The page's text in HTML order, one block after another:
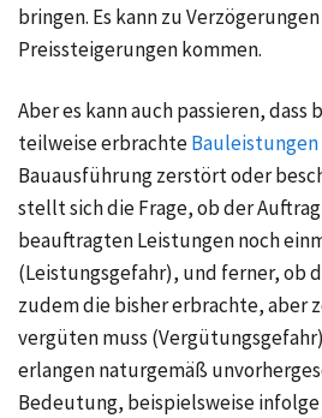
bringen. Es kann zu
Preissteigerungen kommen.
Aber es kann auch passieren, dass
teilweise erbrachteBauleistungen
Bauausführung zerstört oder
stellt sich die Frage, ob der
beauftragten Leistungen noch
(Leistungsgefahr), und ferner, ob
zudem die bisher erbrachte, aber
vergüten muss
erlangen naturgemäß
Bedeutung, beispielsweise